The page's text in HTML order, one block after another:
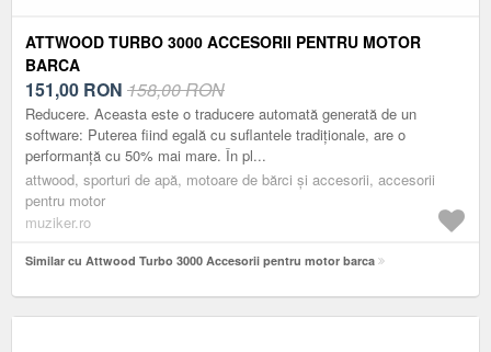
ATTWOOD TURBO 3000 ACCESORII PENTRU MOTOR
BARCA
151,00 RON 158,00 RON
Reducere. Aceasta este o traducere automată generată de un
software: Puterea fiind egală cu suflantele tradiționale, are o
performanță cu 50% mai mare. În pl...
attwood, sporturi de apă, motoare de bărci și accesorii, accesorii
pentru motor
muziker.ro
Similar cu Attwood Turbo 3000 Accesorii pentru motor barca